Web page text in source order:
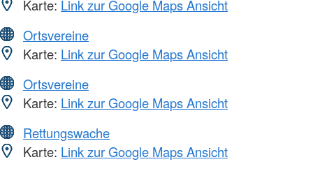
Karte: Link zur Google Maps Ansicht
Ortsvereine
Karte: Link zur Google Maps Ansicht
Ortsvereine
Karte: Link zur Google Maps Ansicht
Rettungswache
Karte: Link zur Google Maps Ansicht